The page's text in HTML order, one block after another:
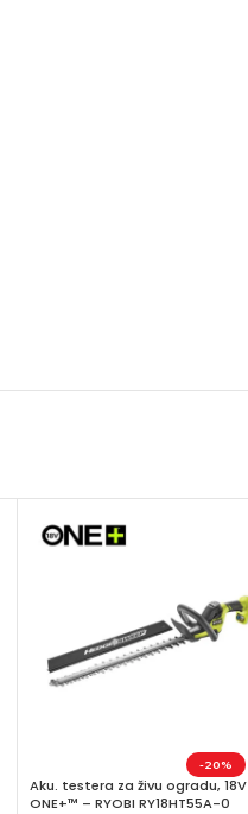
-20%
Aku. testera za živu ogradu, 18V
ONE+™ – RYOBI RY18HT55A-0